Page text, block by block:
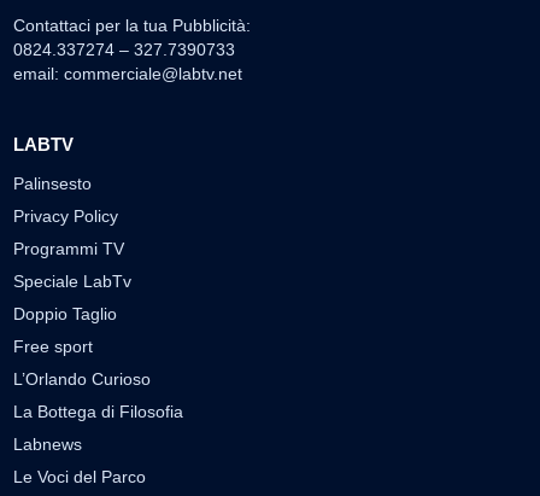
Contattaci per la tua Pubblicità:
0824.337274 – 327.7390733
email: commerciale@labtv.net
LABTV
Palinsesto
Privacy Policy
Programmi TV
Speciale LabTv
Doppio Taglio
Free sport
L’Orlando Curioso
La Bottega di Filosofia
Labnews
Le Voci del Parco